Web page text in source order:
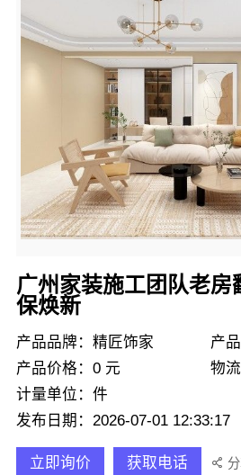
广州家装施工团队老房
保焕新
产品品牌：精匠饰家
产
产品价格：0 元
物
计量单位：件
发布日期：2026-07-01 12:33:17
立即询价 获取电话